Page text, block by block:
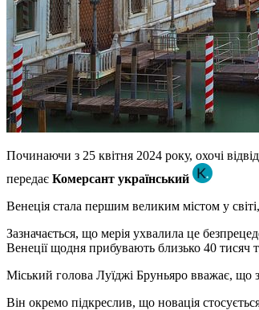
Починаючи з 25 квітня 2024 року, охочі
передає Комерсант український
Венеція стала першим великим містом у
Зазначається, що мерія ухвалила це
Венеції щодня прибувають близько 40 тисяч
Міський голова Луїджі Бруньяро вважає, що
Він окремо підкреслив, що новація